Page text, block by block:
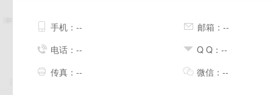
手机：--
邮箱：--
电话：--
Q Q：--
传真：--
微信：--